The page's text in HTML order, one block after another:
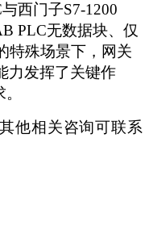
西门子S7-1200
PLC无数据块、仅
特殊场景下，网关
力发挥了关键作
他相关咨询可联系